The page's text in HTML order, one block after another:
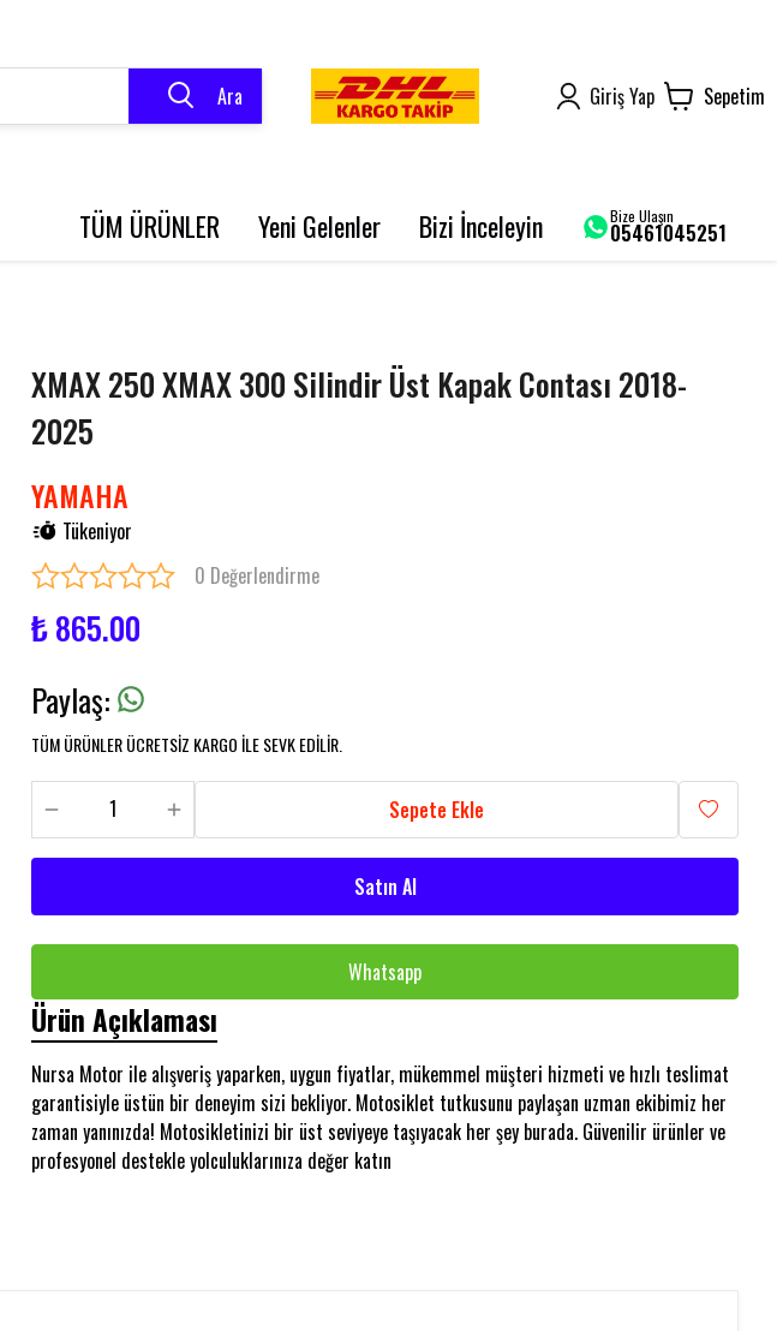
Ara Giriş Yap Sepetim
GRACE 202 GRACE 202 PRO BLADE 250
TÜM ÜRÜNLER Yeni Gelenler Bizi İnceleyin Bize Ulaşın
05461045251
XMAX 250 XMAX 300 Silindir Üst Kapak Contası 2018-
2025
YAMAHA
Tükeniyor
0 Değerlendirme
₺ 865.00
Paylaş:
TÜM ÜRÜNLER ÜCRETSİZ KARGO İLE SEVK EDİLİR.
Sepete Ekle
Satın Al
Whatsapp
Ürün Açıklaması
Nursa Motor ile alışveriş yaparken, uygun fiyatlar, mükemmel müşteri hizmeti ve hızlı teslimat
garantisiyle üstün bir deneyim sizi bekliyor. Motosiklet tutkusunu paylaşan uzman ekibimiz her
zaman yanınızda! Motosikletinizi bir üst seviyeye taşıyacak her şey burada. Güvenilir ürünler ve
profesyonel destekle yolculuklarınıza değer katın